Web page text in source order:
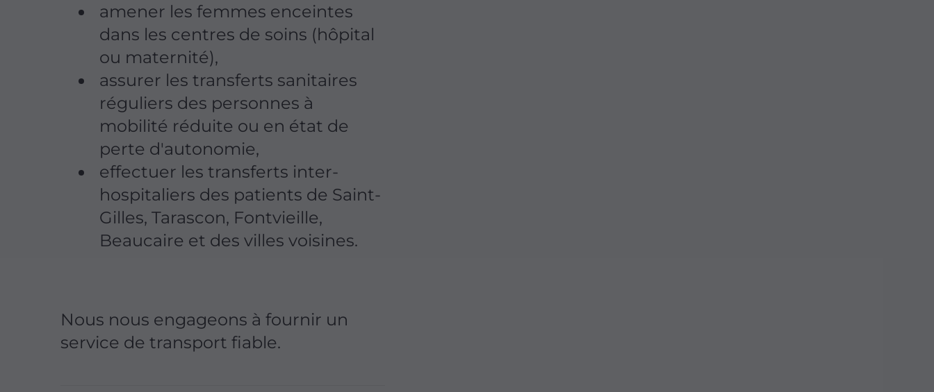
amener les femmes enceintes
dans les centres de soins (hôpital
ou maternité),
assurer les transferts sanitaires
réguliers des personnes à
mobilité réduite ou en état de
perte d'autonomie,
effectuer les transferts inter-
hospitaliers des patients de Saint-
Gilles, Tarascon, Fontvieille,
Beaucaire et des villes voisines.
Nous nous engageons à fournir un
service de transport fiable.